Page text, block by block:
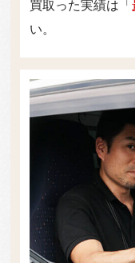
買取った実績は「
い。